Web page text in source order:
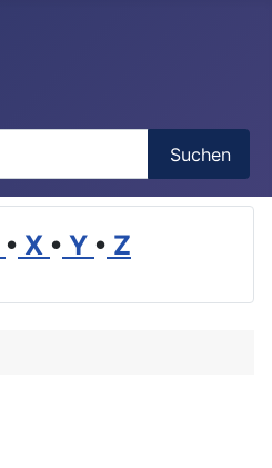
Suchen
• X • Y • Z